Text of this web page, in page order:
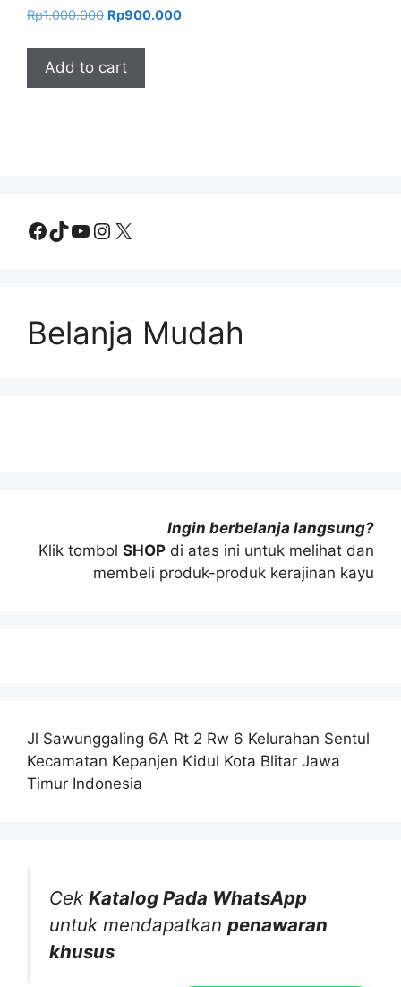
Rp1.000.000 Original
was:
Rp1.000.000.
Rp900.000Current
Add to cart
Facebook
TikTok
YouTube
Instagram
X
Belanja Mudah
Ingin berbelanja langsung?
Klik tombol SHOP di atas ini untuk melihat dan
membeli produk-produk kerajinan kayu
Jl Sawunggaling 6A Rt 2 Rw 6 Kelurahan Sentul
Kecamatan Kepanjen Kidul Kota Blitar Jawa
Timur Indonesia
Cek Katalog Pada WhatsApp
untuk mendapatkan penawaran
khusus